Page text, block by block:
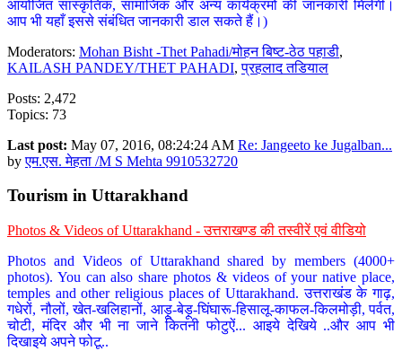
आयोजित सांस्कृतिक, सामाजिक और अन्य कार्यक्रमों की जानकारी मिलेगी।
आप भी यहाँ इससे संबंधित जानकारी डाल सकते हैं।)
Moderators: Mohan Bisht -Thet Pahadi/मोहन बिष्ट-ठेठ पहाडी,
KAILASH PANDEY/THET PAHADI,प्रहलाद तडियाल
Posts: 2,472
Topics: 73
Last post: May 07, 2016, 08:24:24 AM Re: Jangeeto ke Jugalban...
byएम.एस. मेहता /M S Mehta 9910532720
Tourism in Uttarakhand
Photos & Videos of Uttarakhand - उत्तराखण्ड की तस्वीरें एवं वीडियो
Photos and Videos of Uttarakhand shared by members (4000+
photos). You can also share photos & videos of your native place,
temples and other religious places of Uttarakhand. उत्तराखंड के गाढ़,
गधेरों, नौलों, खेत-खलिहानों, आड़ू-बेड़ू-घिंघारू-हिसालू-काफल-किलमोड़ी, पर्वत,
चोटी, मंदिर और भी ना जाने कितनी फोटुऐं... आइये देखिये ..और आप भी
दिखाइये अपने फोटू..